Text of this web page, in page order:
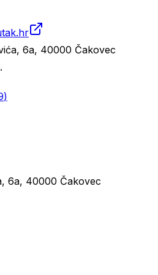
6a, 40000 Čakovec
)
6a, 40000 Čakovec